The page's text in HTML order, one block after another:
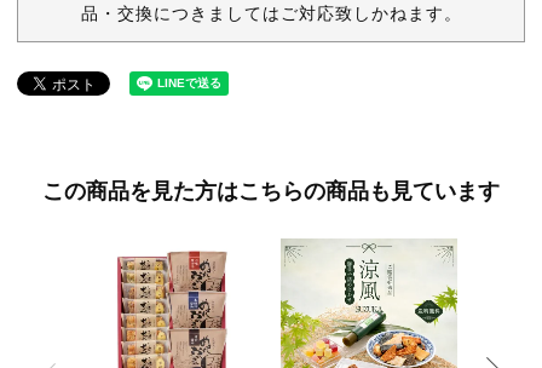
品・交換につきましてはご対応致しかねます。
この商品を見た方はこちらの商品も見ています